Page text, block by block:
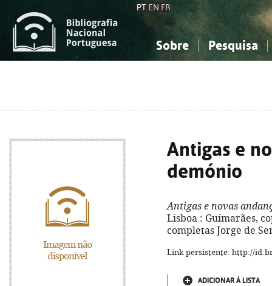
PT EN FR
Sobre Pesquisa
Antigas e
demónio
Antigas e novas
Lisboa : Guimarães,
completas Jorge de
Link persistente: http://
ADICIONAR À LISTA